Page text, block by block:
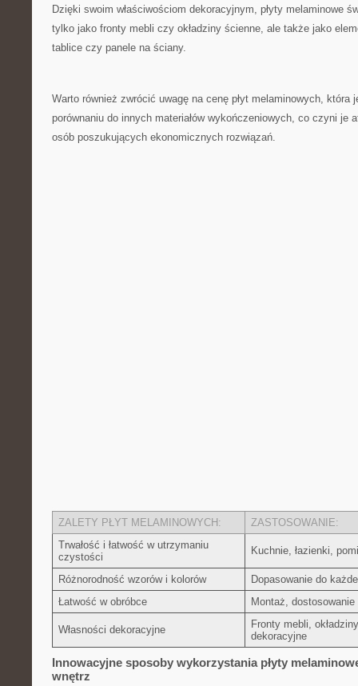
Dzięki swoim⁤ właściwościom dekoracyjnym, płyty melaminowe
tylko jako fronty mebli ⁤czy okładziny ścienne, ale także jako
tablice⁢ czy panele na ściany.
Warto również zwrócić uwagę na cenę płyt melaminowych, która
porównaniu⁣ do innych ⁢materiałów wykończeniowych, co czyni je
osób poszukujących ekonomicznych rozwiązań.
ZALETY PŁYT⁤ MELAMINOWYCH:
ZASTOSOWANIE:
Trwałość i łatwość w utrzymaniu
czystości
Kuchnie, łazienki,
Różnorodność wzorów i kolorów
Dopasowanie ⁣do‌
Łatwość‍ w obróbce
Montaż,
Własności ⁤dekoracyjne
Fronty mebli,
dekoracyjne
Innowacyjne sposoby wykorzystania ‌płyty
wnętrz